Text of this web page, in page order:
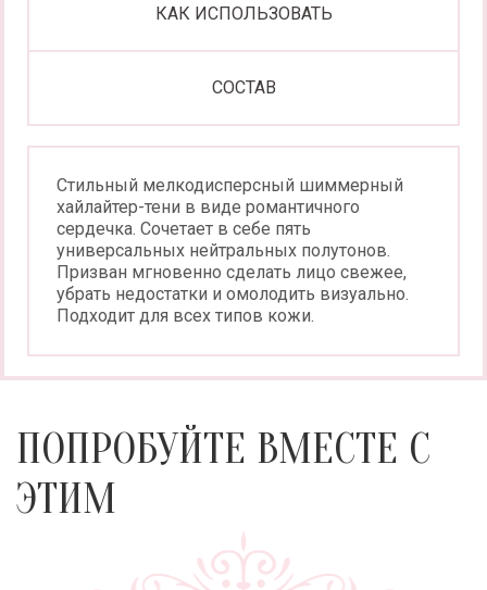
КАК ИСПОЛЬЗОВАТЬ
СОСТАВ
Стильный мелкодисперсный шиммерный
хайлайтер-тени в виде романтичного
сердечка. Сочетает в себе пять
универсальных нейтральных полутонов.
Призван мгновенно сделать лицо свежее,
убрать недостатки и омолодить визуально.
Подходит для всех типов кожи.
ПОПРОБУЙТЕ ВМЕСТЕ С
ЭТИМ